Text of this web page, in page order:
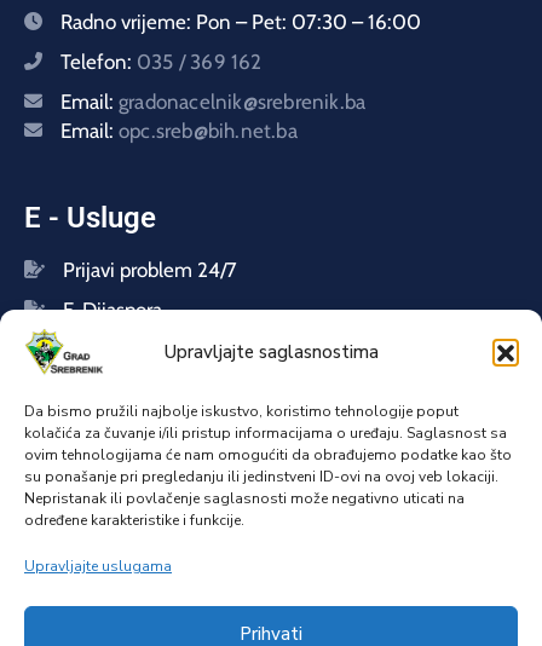
Upravljajte saglasnostima
Da bismo pružili najbolje iskustvo, koristimo tehnologije poput
kolačića za čuvanje i/ili pristup informacijama o uređaju. Saglasnost sa
ovim tehnologijama će nam omogućiti da obrađujemo podatke kao što
su ponašanje pri pregledanju ili jedinstveni ID-ovi na ovoj veb lokaciji.
Nepristanak ili povlačenje saglasnosti može negativno uticati na
određene karakteristike i funkcije.
Upravljajte uslugama
Prihvati
Radno vrijeme: Pon – Pet: 07:30 – 16:00
Telefon: 035 / 369 162
Email: gradonacelnik@srebrenik.ba
Email: opc.sreb@bih.net.ba
E - Usluge
Prijavi problem 24/7
E-Dijaspora
Pretplatite se na naš newsletter
Prijavi se
Copyright © 2025. Grad Srebrenik. Sva prava